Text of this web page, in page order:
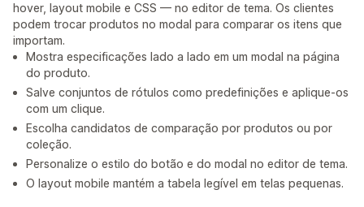
hover, layout mobile e CSS — no editor de tema. Os clientes
podem trocar produtos no modal para comparar os itens que
importam.
Mostra especificações lado a lado em um modal na página
do produto.
Salve conjuntos de rótulos como predefinições e aplique-os
com um clique.
Escolha candidatos de comparação por produtos ou por
coleção.
Personalize o estilo do botão e do modal no editor de tema.
O layout mobile mantém a tabela legível em telas pequenas.